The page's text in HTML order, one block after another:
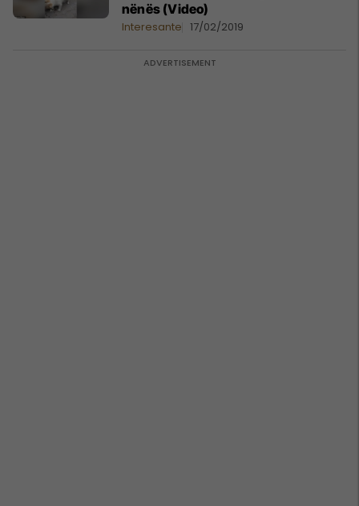
nënës (Video)
Interesante 17/02/2019